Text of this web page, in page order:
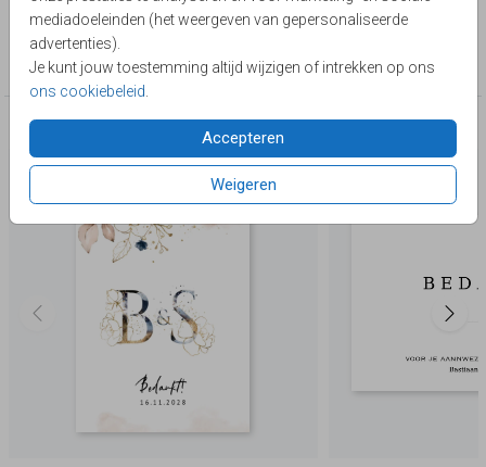
mediadoeleinden (het weergeven van gepersonaliseerde
advertenties).
Je kunt jouw toestemming altijd wijzigen of intrekken op ons
ons cookiebeleid
Accepteren
Weigeren
Lievez
Collectie
Bedankkaarten
Deze producten zijn wellicht ook iets voor je